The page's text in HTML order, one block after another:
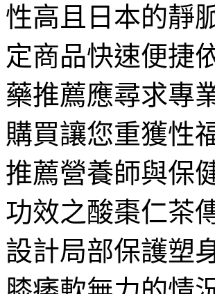
性高且日本的靜
定商品快速便捷
藥推薦應尋求專
購買讓您重獲性
推薦營養師與保
功效之酸棗仁茶
設計局部保護塑